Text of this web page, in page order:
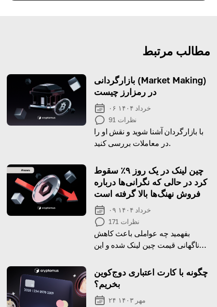
مطالب مرتبط
بازارگردانی (Market Making)
در رمزارز چیست
۰۶ خرداد ۱۴۰۴
91 نظرات
با بازارگردان آشنا شوید و نقش او را
در معاملات بررسی کنید.
چین لینک در یک روز ۹٪ سقوط
کرد در حالی که نگرانی‌ها درباره
فروش نهنگ‌ها بالا گرفته است
۰۹ خرداد ۱۴۰۴
171 نظرات
بفهمید چه عواملی باعث کاهش
ناگهانی قیمت چین لینک شده و این
چگونه با کارت اعتباری دوج‌کوین
بخریم؟
۲۴ مهر ۱۴۰۳